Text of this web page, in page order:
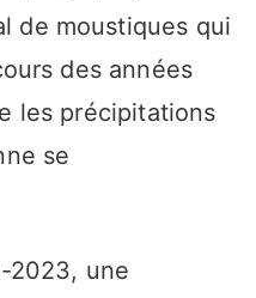
de moustiques qui
des années
les précipitations
se
2023, une